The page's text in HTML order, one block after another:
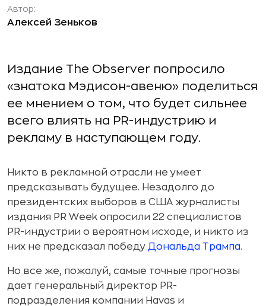
Автор:
Алексей Зеньков
Издание The Observer попросило
«знатока Мэдисон-авеню» поделиться
ее мнением о том, что будет сильнее
всего влиять на PR-индустрию и
рекламу в наступающем году.
Никто в рекламной отрасли не умеет
предсказывать будущее. Незадолго до
президентских выборов в США журналисты
издания PR Week опросили 22 специалистов
PR-индустрии о вероятном исходе, и никто из
них не предсказал победу Дональда Трампа.
Но все же, пожалуй, самые точные прогнозы
дает генеральный директор PR-
подразделения компании Havas и